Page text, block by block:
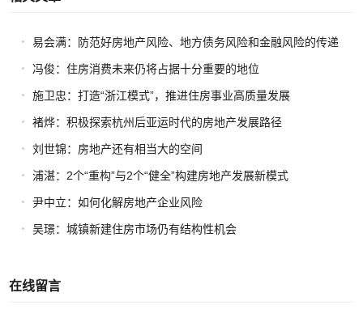
易会满：防范好房地产风险、地方债务风险和金融风险的传递
共振冯俊：住房消费未来仍将占据十分重要的地位
施卫忠：打造“浙江模式”，推进住房事业高质量发展
褚烨：积极探索杭州后亚运时代的房地产发展路径
刘世锦：房地产还有相当大的空间
浦湛：2个“重构”与2个“健全”构建房地产发展新模式
尹中立：如何化解房地产企业风险
吴璟：城镇新建住房市场仍有结构性机会
在线留言